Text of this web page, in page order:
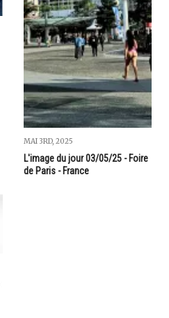
MAI 3RD, 2025
L'image du jour 03/05/25 - Foire
de Paris - France